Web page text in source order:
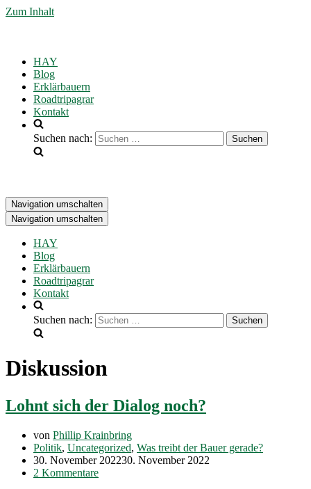
Zum Inhalt
HAY
Blog
Erklärbauern
Roadtripagrar
Kontakt
Suchen nach:
Navigation umschalten
Navigation umschalten
HAY
Blog
Erklärbauern
Roadtripagrar
Kontakt
Suchen nach:
Diskussion
Lohnt sich der Dialog noch?
von Phillip Krainbring
Politik, Uncategorized, Was treibt der Bauer gerade?
30. November 202230. November 2022
2 Kommentare